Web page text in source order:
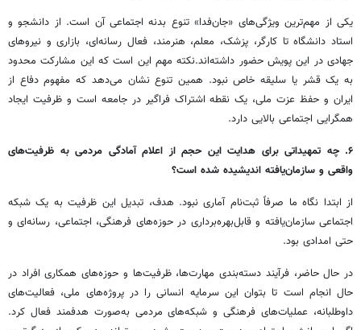
یکی از مهم‌ترین ویژگی‌های «جان‌فدا» تنوع بدنه اجتماعی آن است. از دانشجو و
استاد دانشگاه تا کارگر، پزشک، معلم، هنرمند، فعال رسانه‌ای، بازاری و نیروهای
جهادی در این پویش حضور داشته‌اند.نکته مهم این است که این مشارکت محدود
به یک قشر یا سلیقه خاص نبود. همین تنوع نشان می‌دهد که مفهوم دفاع از
ایران و حفظ عزت ملی، یک نقطه اشتراک فراگیر در جامعه است و ظرفیت ایجاد
همگرایی اجتماعی بالایی دارد.
۶. چه تمهیداتی برای هدایت این حجم از اعلام آمادگی مردمی به ظرفیت‌های
واقعی و سازمان‌یافته اندیشیده شده است؟
از ابتدا نگاه ما صرفاً ثبت‌نام آماری نبود. هدف، تبدیل این ظرفیت به یک شبکه
اجتماعی سازمان‌یافته و قابل‌بهره‌برداری در حوزه‌های فرهنگی، اجتماعی، رسانه‌ای و
حتی امدادی بود.
در حال حاضر، فرآیند دسته‌بندی مهارت‌ها، ظرفیت‌ها و حوزه‌های همکاری افراد در
حال انجام است تا بتوان این سرمایه انسانی را در پروژه‌های ملی، فعالیت‌های
داوطلبانه، عملیات‌های فرهنگی و شبکه‌های مردمی به‌صورت هدفمند فعال کرد.